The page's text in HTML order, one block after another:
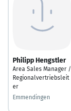
Philipp Hengstler
Area Sales Manager /
Regionalvertriebsleit
er
Emmendingen